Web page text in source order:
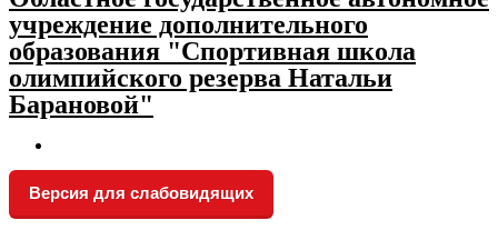
учреждение дополнительного
образования "Спортивная школа
олимпийского резерва Натальи
Барановой"
Версия для слабовидящих